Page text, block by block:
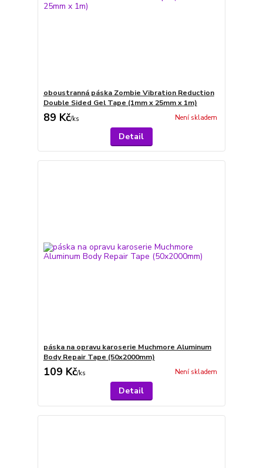
oboustranná páska Zombie Vibration Reduction
Double Sided Gel Tape (1mm x 25mm x 1m)
89 Kč/ks Není skladem
Detail
páska na opravu karoserie Muchmore Aluminum
Body Repair Tape (50x2000mm)
109 Kč/ks Není skladem
Detail